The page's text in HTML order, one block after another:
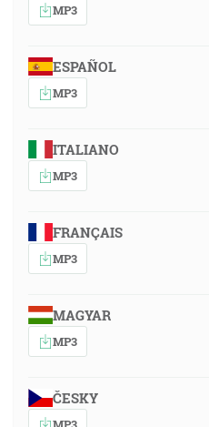
MP3
ESPAÑOL
MP3
ITALIANO
MP3
FRANÇAIS
MP3
MAGYAR
MP3
ČESKY